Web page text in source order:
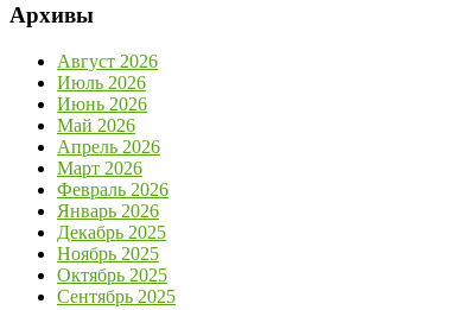
Архивы
Август 2026
Июль 2026
Июнь 2026
Май 2026
Апрель 2026
Март 2026
Февраль 2026
Январь 2026
Декабрь 2025
Ноябрь 2025
Октябрь 2025
Сентябрь 2025